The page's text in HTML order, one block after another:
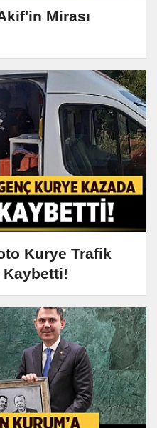
Mirası
Kurye Trafik
Kaybetti!